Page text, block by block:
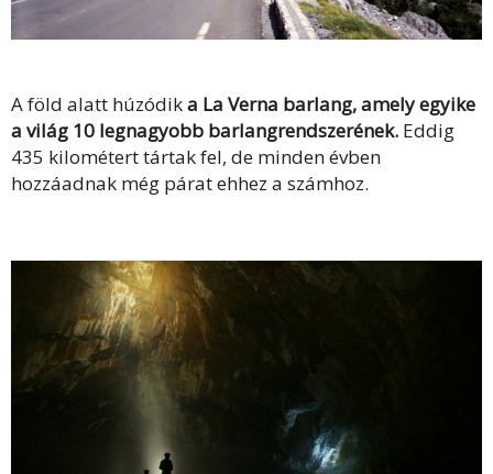
A föld alatt húzódika La Verna barlang, amely egyike
a világ 10 legnagyobb barlangrendszerének. Eddig
435 kilométert tártak fel, de minden évben
hozzáadnak még párat ehhez a számhoz.